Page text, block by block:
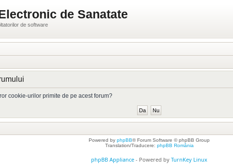
de Sanatate
de software
cookie-urilor primite de pe acest forum?
Powered by phpBB® Forum Software © phpBB Group
Translation/Traducere: phpBB România
phpBB Appliance - Powered by TurnKey Linux